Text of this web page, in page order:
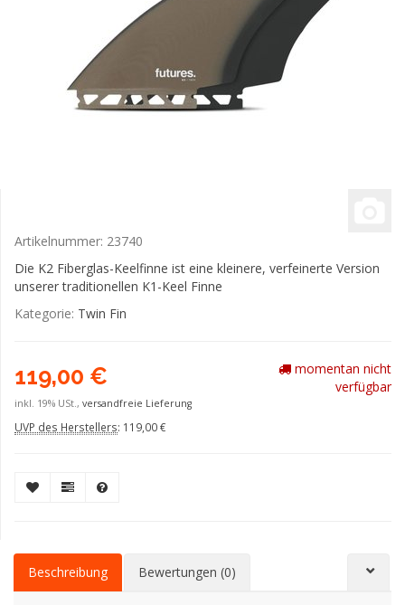
Artikelnummer: 23740
Die K2 Fiberglas-Keelfinne ist eine kleinere, verfeinerte Version
unserer traditionellen K1-Keel Finne
Kategorie: Twin Fin
119,00 €
inkl. 19% USt., versandfreie Lieferung
UVP des Herstellers: 119,00 €
momentan nicht
verfügbar
Beschreibung Bewertungen (0)